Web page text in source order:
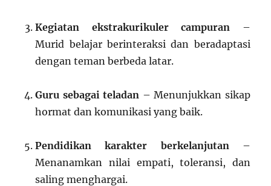
Kegiatan ekstrakurikuler campuran –
Murid belajar berinteraksi dan beradaptasi
dengan teman berbeda latar.
Guru sebagai teladan – Menunjukkan sikap
hormat dan komunikasi yang baik.
Pendidikan karakter berkelanjutan–
Menanamkan nilai empati, toleransi, dan
saling menghargai.